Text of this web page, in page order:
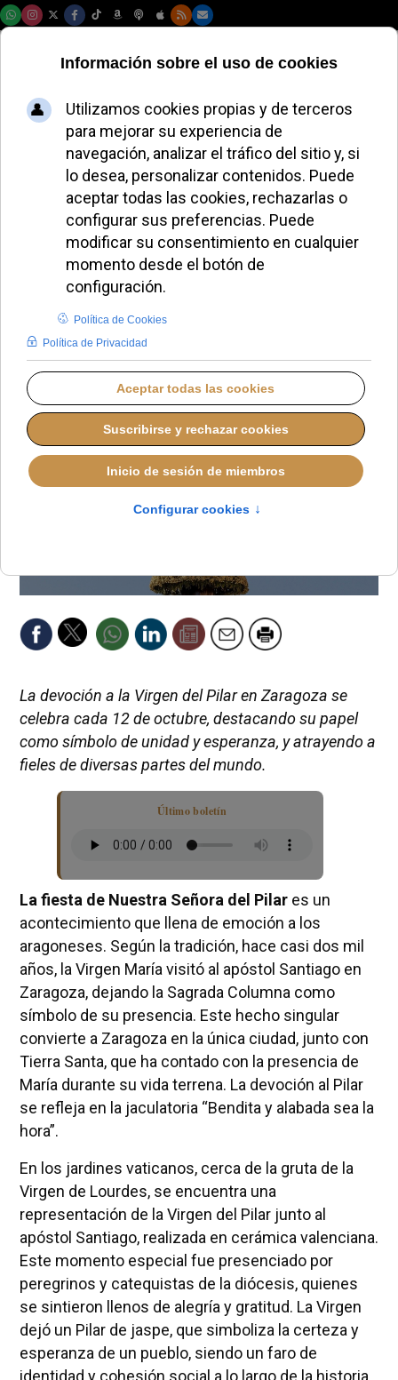
La Virgen del Pilar:
símbolo de unidad y
esperanza en
Zaragoza
MIGUEL PÉREZ H.
DIÓCESIS DE ZARAGOZA
VIERNES, 10 OCTUBRE 2025 16:52
La devoción a la Virgen del Pilar en Zaragoza se
celebra cada 12 de octubre, destacando su papel
como símbolo de unidad y esperanza, y atrayendo a
fieles de diversas partes del mundo.
Último boletín
La fiesta de Nuestra Señora del Pilares un
acontecimiento que llena de emoción a los
aragoneses. Según la tradición, hace casi dos mil
años, la Virgen María visitó al apóstol Santiago en
Zaragoza, dejando la Sagrada Columna como
símbolo de su presencia. Este hecho singular
convierte a Zaragoza en la única ciudad, junto con
Tierra Santa, que ha contado con la presencia de
María durante su vida terrena. La devoción al Pilar
se refleja en la jaculatoria “Bendita y alabada sea la
hora”.
En los jardines vaticanos, cerca de la gruta de la
Virgen de Lourdes, se encuentra una
representación de la Virgen del Pilar junto al
apóstol Santiago, realizada en cerámica valenciana.
Este momento especial fue presenciado por
peregrinos y catequistas de la diócesis, quienes
se sintieron llenos de alegría y gratitud. La Virgen
dejó un Pilar de jaspe, que simboliza la certeza y
esperanza de un pueblo, siendo un faro de
identidad y cohesión social a lo largo de la historia